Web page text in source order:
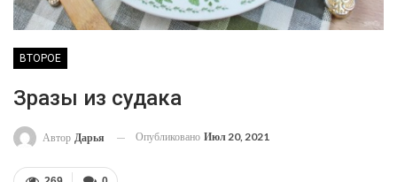
ВТОРОЕ
Зразы из судака
Автор Дарья Опубликовано Июл 20, 2021